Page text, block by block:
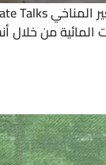
مبتكرة لمواجهة التحديات